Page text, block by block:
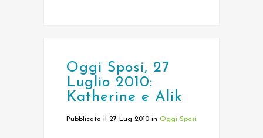
Oggi Sposi, 27
Luglio 2010:
Katherine e Alik
Pubblicato il 27 Lug 2010 in Oggi Sposi